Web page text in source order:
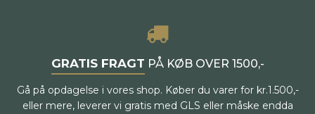
GRATIS FRAGT PÅ KØB OVER 1500,-
Gå på opdagelse i vores shop. Køber du varer for kr.1.500,-
eller mere, leverer vi gratis med GLS eller måske endda